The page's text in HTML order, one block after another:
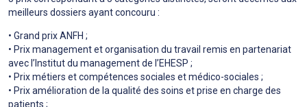
meilleurs dossiers ayant concouru :
• Grand prix ANFH ;
• Prix management et organisation du travail remis en partenariat
avec l’Institut du management de l’EHESP ;
• Prix métiers et compétences sociales et médico-sociales ;
• Prix amélioration de la qualité des soins et prise en charge des
patients ;